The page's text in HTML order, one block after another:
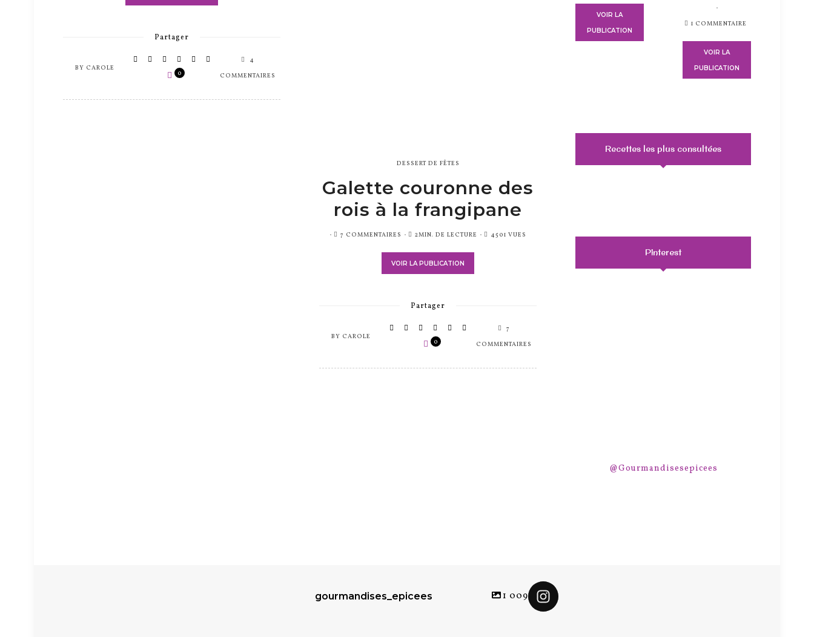
Partager
BY CAROLE
0
4
COMMENTAIRES
DESSERT DE FÊTES
Galette couronne des
rois à la frangipane
PUBLIÉ7 COMMENTAIRES 2MIN. DE LECTURE 4501 VUES
VOIR LA PUBLICATION
Partager
BY CAROLE
0
7
COMMENTAIRES
VOIR LA
PUBLICATION
PUBLIÉ
SUR
1 COMMENTAIRE
VOIR LA
PUBLICATION
Recettes les plus consultées
Pinterest
@Gourmandisesepicees
gourmandises_epicees 1 009